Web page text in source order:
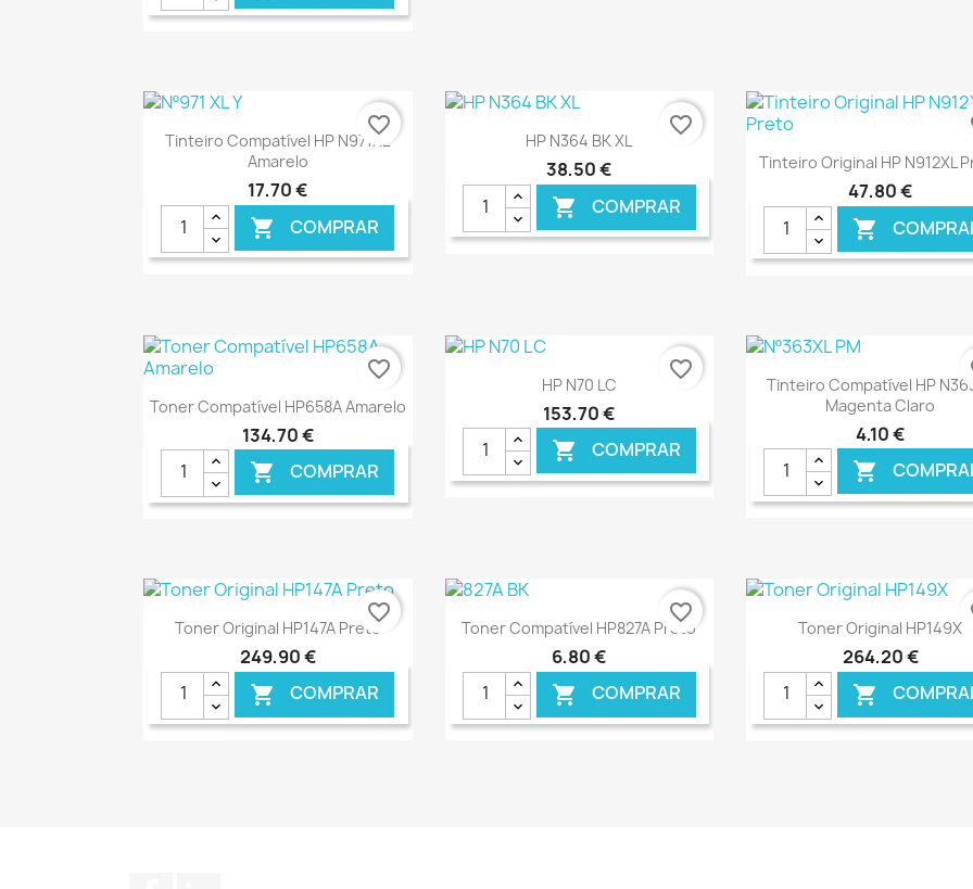
Ver+
Tinteiro Compatível HP N971XL
Amarelo
17,70 €
 COMPRAR
€ ONLINE
favorite_border Ver+
HP N364 BK XL
38,50 €
 COMPRAR
favorite_border
Ver+
Tinteiro Original HP N912XL
47,80 €

Ver+
Toner Compatível HP658A Amarelo
134,70 €
 COMPRAR
€ ONLINE
favorite_border Ver+
HP N70 LC
153,70 €
 COMPRAR
favorite_border Ver+
Tinteiro Compatível HP
Magenta Claro
4,10 €

€
Ver+
Toner Original HP147A Preto
249,90 €
 COMPRAR
favorite_border Ver+
Toner Compatível HP827A Preto
6,80 €
 COMPRAR
favorite_border Ver+
Toner Original HP149X
264,20 €
